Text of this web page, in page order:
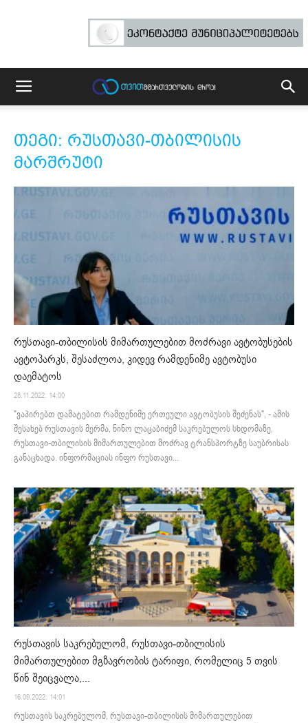
თეგი: რუსთავი-თბილისის
მარშრუტი
რუსთავი-თბილისის მიმართულებით მოძრავი ავტობუსების
ავტოპარკს, შესაძლოა, კიდევ რამდენიმე ავტობუსი
დაემატოს
28.11.2022. 14:00
"ვაპირებთ დამატებით რამდენიმე ერთეული ავტობუსის შეძენას", - ამის
შესახებ რუსთავის მერმა, ნინო ლაცაბიძემ საკრებულოს სხდომაზე,
რუსთავი-თბილისის მიმართულებით მოძრავ ტრანსპორტზე საუბრისას
განაცხადა. ინფორმაციას ინფო რუსთავი...
რუსთავის საკრებულომ, რუსთავი-თბილისის
მიმართულებით მგზავრობის ტარიფი, რომელიც 5 თვის
წინ შეიცვალა,...
16.09.2022. 14:01
რუსთავის საკრებულომ, რუსთავი-თბილისის მიმართულებით